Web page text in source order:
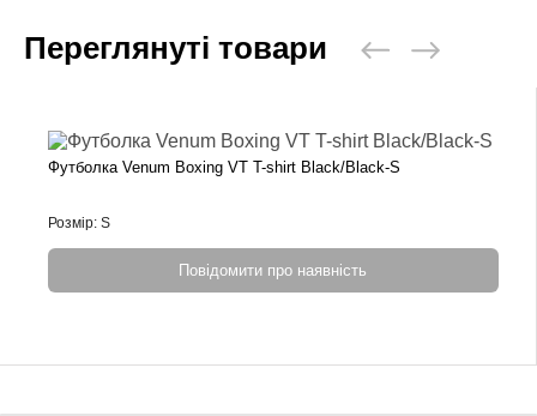
Переглянуті товари
Футболка Venum Boxing VT T-shirt Black/Black-S
Розмір: S
Повідомити про наявність